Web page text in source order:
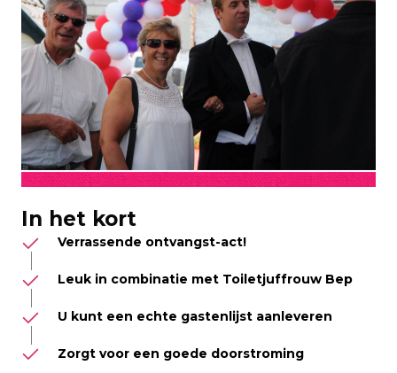
In het kort
Verrassende ontvangst-act!
Leuk in combinatie met Toiletjuffrouw Bep
U kunt een echte gastenlijst aanleveren
Zorgt voor een goede doorstroming